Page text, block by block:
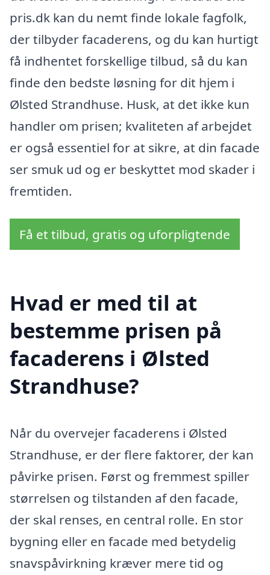
pris.dk kan du nemt finde lokale fagfolk,
der tilbyder facaderens, og du kan hurtigt
få indhentet forskellige tilbud, så du kan
finde den bedste løsning for dit hjem i
Ølsted Strandhuse. Husk, at det ikke kun
handler om prisen; kvaliteten af arbejdet
er også essentiel for at sikre, at din facade
ser smuk ud og er beskyttet mod skader i
fremtiden.
Få et tilbud, gratis og uforpligtende
Hvad er med til at
bestemme prisen på
facaderens i Ølsted
Strandhuse?
Når du overvejer facaderens i Ølsted
Strandhuse, er der flere faktorer, der kan
påvirke prisen. Først og fremmest spiller
størrelsen og tilstanden af den facade,
der skal renses, en central rolle. En stor
bygning eller en facade med betydelig
snavspåvirkning kræver mere tid og